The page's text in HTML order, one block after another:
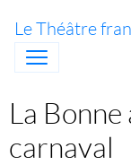
Le Théâtre
La
carnaval